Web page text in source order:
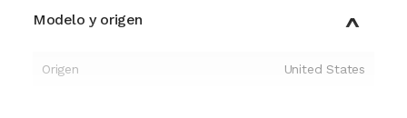
Modelo y origen
Origen United States